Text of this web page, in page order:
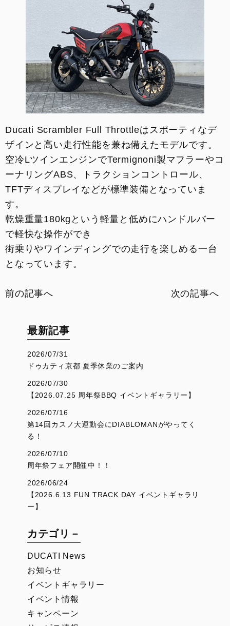
サービス
DOC京都
お支払いシミュレーション
コンフィギュレーター
Ducati Scrambler Full Throttleはスポーティなデ
ザインと高い走行性能を兼ね備えたモデルです。
空冷LツインエンジンでTermignoni製マフラーやコ
ーナリングABS、トラクションコントロール、
TFTディスプレイなどが標準装備となっていま
す。
乾燥重量180kgという軽量と低めにハンドルバー
で軽快な操作ができ
街乗りやワインディングでの走行を楽しめる一台
となっています。
前の記事へ 次の記事へ
最新記事
2026/07/31
ドゥカティ京都 夏季休業のご案内
2026/07/30
【2026.07.25 周年祭BBQ イベントギャラリー】
2026/07/16
第14回カスノ大運動会にDIABLOMANがやってく
る！
2026/07/10
周年祭フェア開催中！！
2026/06/24
【2026.6.13 FUN TRACK DAY イベントギャラリ
ー】
カテゴリ－
DUCATI News
お知らせ
イベントギャラリー
イベント情報
キャンペーン